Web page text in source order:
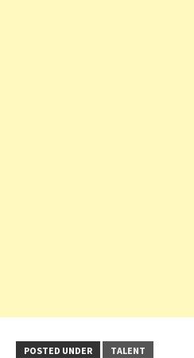
POSTED UNDER
TALENT